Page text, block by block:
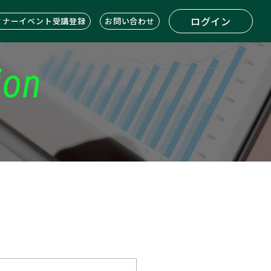
ナーイベント受講登録 お問い合わせ ログイン